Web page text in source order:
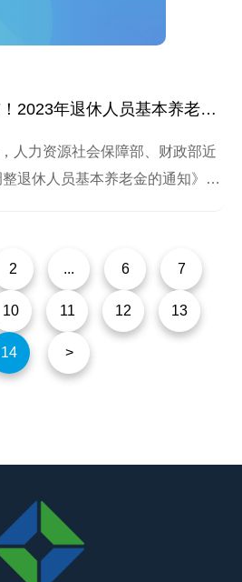
人社部、财政部发布！2023年退休人员基本养老金上调3.8%
人力资源社会保障部、财政部近
退休人员基本养老金的通知》，
，总体调整水平为2022年退休人
。此次调整，继续采取定额调
相结合的调整办法，定额调整体
类退休人
2 ... 6 7
10 11 12 13
14 >